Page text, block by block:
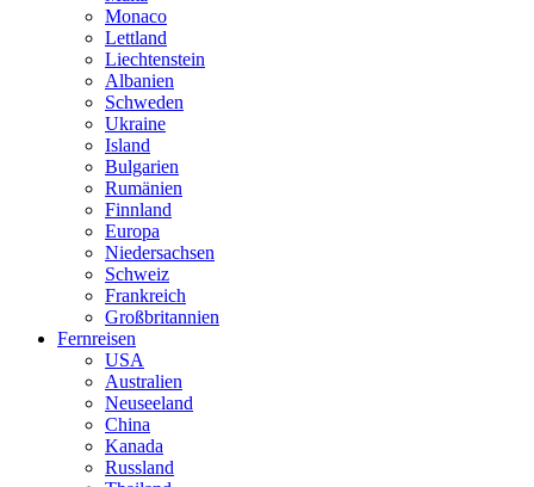
Monaco
Lettland
Liechtenstein
Albanien
Schweden
Ukraine
Island
Bulgarien
Rumänien
Finnland
Europa
Niedersachsen
Schweiz
Frankreich
Großbritannien
Fernreisen
USA
Australien
Neuseeland
China
Kanada
Russland